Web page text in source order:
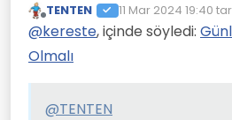
çünkü belim ve dizim
Çevrimdışı
TENTEN 11 Mar 2024 19:40
Son düzenleyen:
@kereste, içinde söyledi:
Olmalı
@TENTEN